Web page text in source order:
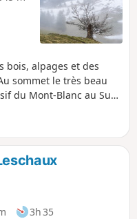
bois, alpages et des
sommet le très beau
du Mont-Blanc au Sud
bouquetins égaie
3h 35